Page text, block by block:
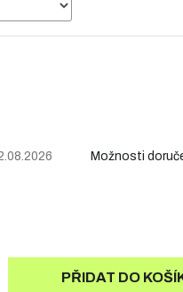
Možnosti
PŘIDAT DO